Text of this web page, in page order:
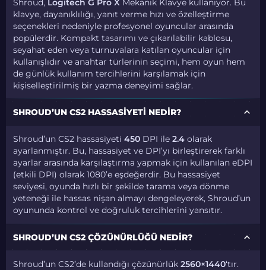
Shroud, Logitech G Pro X Mekanik Klavye kullanıyor. Bu
klavye, dayanıklılığı, yanıt verme hızı ve özelleştirme
seçenekleri nedeniyle profesyonel oyuncular arasında
popülerdir. Kompakt tasarımı ve çıkarılabilir kablosu,
seyahat eden veya turnuvalara katılan oyuncular için
kullanışlıdır ve anahtar türlerinin seçimi, hem oyun hem
de günlük kullanım tercihlerini karşılamak için
kişiselleştirilmiş bir yazma deneyimi sağlar.
SHROUD’UN CS2 HASSASIYETI NEDIR?
Shroud’un CS2 hassasiyeti450 DPI ile2.4 olarak
ayarlanmıştır. Bu, hassasiyet ve DPI’yı birleştirerek farklı
ayarlar arasında karşılaştırma yapmak için kullanılan eDPI
(etkili DPI) olarak 1080’e eşdeğerdir. Bu hassasiyet
seviyesi, oyunda hızlı bir şekilde tarama veya dönme
yeteneği ile hassas nişan almayı dengeleyerek, Shroud’un
oyununda kontrol ve doğruluk tercihlerini yansıtır.
SHROUD’UN CS2 ÇÖZÜNÜRLÜĞÜ NEDIR?
Shroud’un CS2’de kullandığı çözünürlük2560×1440‘tır.